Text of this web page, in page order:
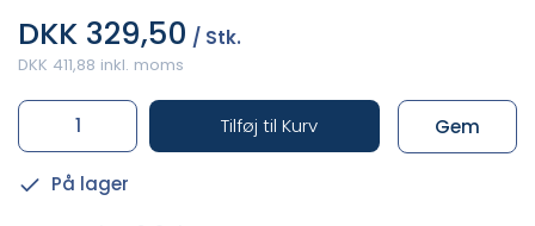
DKK 329,50 / Stk.
DKK 411,88 inkl. moms
Tilføj til Kurv Gem
På lager